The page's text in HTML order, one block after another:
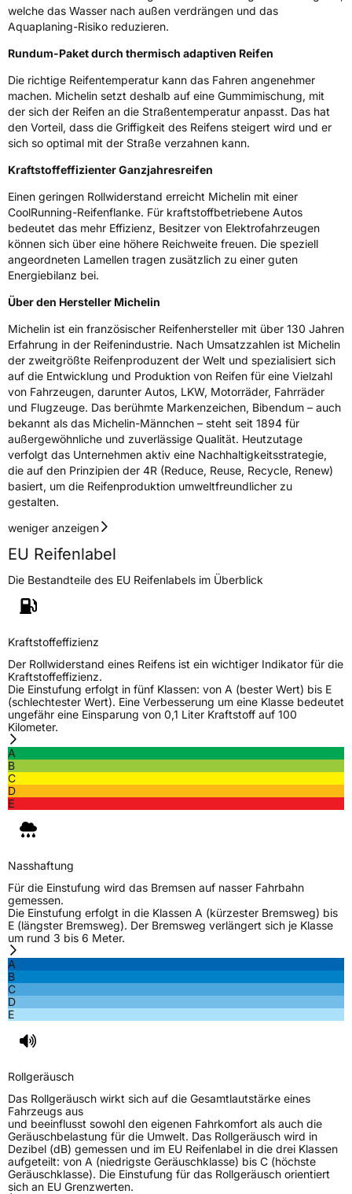
FahrzeugklasseC1
3PMSF / Schneeflockensymbol / Alpine-SymbolJa
EisgripNein
EPREL ID461957
Allgemeine Produktsicherheit (GPSR)
HerstellerkontaktMANUFACTURE FRANCAISE DES
Carmes-Déchaux 23 63000 Clermont-
Ferrand Frankreich, contact@tc.michelin.eu
welche das Wasser nach außen verdrängen und das
Aquaplaning-Risiko reduzieren.
Rundum-Paket durch thermisch adaptiven Reifen
Die richtige Reifentemperatur kann das Fahren angenehmer
machen. Michelin setzt deshalb auf eine Gummimischung, mit
der sich der Reifen an die Straßentemperatur anpasst. Das hat
den Vorteil, dass die Griffigkeit des Reifens steigert wird und er
sich so optimal mit der Straße verzahnen kann.
Kraftstoffeffizienter Ganzjahresreifen
Einen geringen Rollwiderstand erreicht Michelin mit einer
CoolRunning-Reifenflanke. Für kraftstoffbetriebene Autos
bedeutet das mehr Effizienz, Besitzer von Elektrofahrzeugen
können sich über eine höhere Reichweite freuen. Die speziell
angeordneten Lamellen tragen zusätzlich zu einer guten
Energiebilanz bei.
Über den Hersteller Michelin
Michelin ist ein französischer Reifenhersteller mit über 130 Jahren
Erfahrung in der Reifenindustrie. Nach Umsatzzahlen ist Michelin
der zweitgrößte Reifenproduzent der Welt und spezialisiert sich
auf die Entwicklung und Produktion von Reifen für eine Vielzahl
von Fahrzeugen, darunter Autos, LKW, Motorräder, Fahrräder
und Flugzeuge. Das berühmte Markenzeichen, Bibendum – auch
bekannt als das Michelin-Männchen – steht seit 1894 für
außergewöhnliche und zuverlässige Qualität. Heutzutage
verfolgt das Unternehmen aktiv eine Nachhaltigkeitsstrategie,
die auf den Prinzipien der 4R (Reduce, Reuse, Recycle, Renew)
basiert, um die Reifenproduktion umweltfreundlicher zu
gestalten.
weniger anzeigen
EU Reifenlabel
Die Bestandteile des EU Reifenlabels im Überblick
Kraftstoffeffizienz
Der Rollwiderstand eines Reifens ist ein wichtiger Indikator für die
Kraftstoffeffizienz.
Die Einstufung erfolgt in fünf Klassen: von A (bester Wert) bis E
(schlechtester Wert). Eine Verbesserung um eine Klasse bedeutet
ungefähr eine Einsparung von 0,1 Liter Kraftstoff auf 100
Kilometer.
A
B
C
D
E
Nasshaftung
Für die Einstufung wird das Bremsen auf nasser Fahrbahn
gemessen.
Die Einstufung erfolgt in die Klassen A (kürzester Bremsweg) bis
E (längster Bremsweg). Der Bremsweg verlängert sich je Klasse
um rund 3 bis 6 Meter.
A
B
C
D
E
Rollgeräusch
Das Rollgeräusch wirkt sich auf die Gesamtlautstärke eines
Fahrzeugs aus
und beeinflusst sowohl den eigenen Fahrkomfort als auch die
Geräuschbelastung für die Umwelt. Das Rollgeräusch wird in
Dezibel (dB) gemessen und im EU Reifenlabel in die drei Klassen
aufgeteilt: von A (niedrigste Geräuschklasse) bis C (höchste
Geräuschklasse). Die Einstufung für das Rollgeräusch orientiert
sich an EU Grenzwerten.